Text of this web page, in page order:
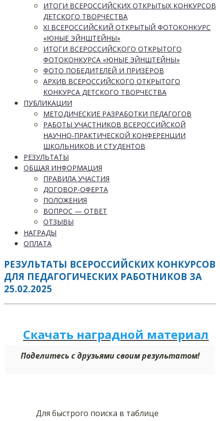
ИТОГИ ВСЕРОССИЙСКИХ ОТКРЫТЫХ КОНКУРСОВ
ДЕТСКОГО ТВОРЧЕСТВА
XI ВСЕРОССИЙСКИЙ ОТКРЫТЫЙ ФОТОКОНКУРС
«ЮНЫЕ ЭЙНШТЕЙНЫ»
ИТОГИ ВСЕРОССИЙСКОГО ОТКРЫТОГО
ФОТОКОНКУРСА «ЮНЫЕ ЭЙНШТЕЙНЫ»
ФОТО ПОБЕДИТЕЛЕЙ И ПРИЗЁРОВ
АРХИВ ВСЕРОССИЙСКОГО ОТКРЫТОГО
КОНКУРСА ДЕТСКОГО ТВОРЧЕСТВА
ПУБЛИКАЦИИ
МЕТОДИЧЕСКИЕ РАЗРАБОТКИ ПЕДАГОГОВ
РАБОТЫ УЧАСТНИКОВ ВСЕРОССИЙСКОЙ
НАУЧНО-ПРАКТИЧЕСКОЙ КОНФЕРЕНЦИИ
ШКОЛЬНИКОВ И СТУДЕНТОВ
РЕЗУЛЬТАТЫ
ОБЩАЯ ИНФОРМАЦИЯ
ПРАВИЛА УЧАСТИЯ
ДОГОВОР-ОФЕРТА
ПОЛОЖЕНИЯ
ВОПРОС — ОТВЕТ
ОТЗЫВЫ
НАГРАДЫ
ОПЛАТА
РЕЗУЛЬТАТЫ ВСЕРОССИЙСКИХ КОНКУРСОВ
ДЛЯ ПЕДАГОГИЧЕСКИХ РАБОТНИКОВ ЗА
25.02.2025
Скачать наградной материал
Поделитесь с друзьями своим результатом!
Для быстрого поиска в таблице